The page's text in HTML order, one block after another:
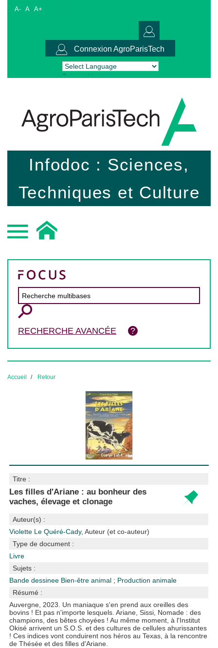
A- A A+
Connexion AgroParisTech
Powered by Translate
Infodoc : Sciences,
Techniques et Culture
RECHERCHE AVANCÉE
Accueil Retour
Titre :
Les filles d'Ariane : au bonheur des
vaches, élevage et clonage
Auteur(s) :
Violette Le Quéré-Cady, Auteur (et co-auteur)
Type de document :
Livre
Sujets :
Bande dessinee Bien-être animal ; Production animale
Résumé :
Auvergne, 2023. Un maniaque s'en prend aux oreilles des
bovins ! Et pas n'importe lesquels. Ariane, Sissi, Nomade : des
champions, des bêtes choyées ! Au même moment, à l'Institut
Okisé arrivent un S.O.S. et des cultures de cellules ahurissantes
! Ces indices vont conduirent nos héros au Texas, à la rencontre
de Thésée et des filles d'Ariane.